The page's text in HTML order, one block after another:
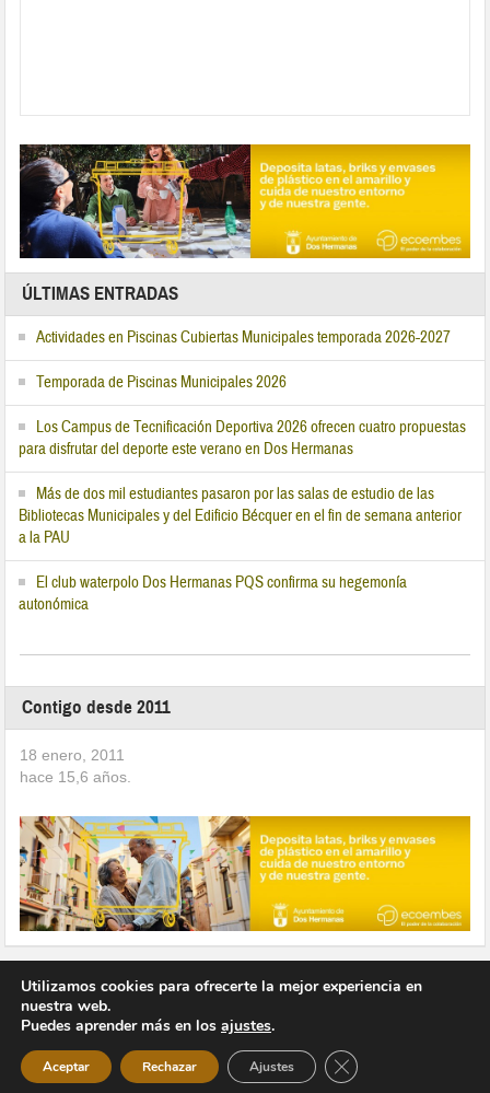
ÚLTIMAS ENTRADAS
Actividades en Piscinas Cubiertas Municipales temporada 2026-2027
Temporada de Piscinas Municipales 2026
Los Campus de Tecnificación Deportiva 2026 ofrecen cuatro propuestas
para disfrutar del deporte este verano en Dos Hermanas
Más de dos mil estudiantes pasaron por las salas de estudio de las
Bibliotecas Municipales y del Edificio Bécquer en el fin de semana anterior
a la PAU
El club waterpolo Dos Hermanas PQS confirma su hegemonía
autonómica
Contigo desde 2011
18 enero, 2011
hace 15,6 años.
Copyright © 2026 Vivir en Montequinto Periódico Digital
Utilizamos cookies para ofrecerte la mejor experiencia en
nuestra web.
Puedes aprender más en los ajustes.
Aceptar Rechazar Ajustes Cerrar el banner de